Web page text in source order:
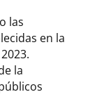
las
en la
la